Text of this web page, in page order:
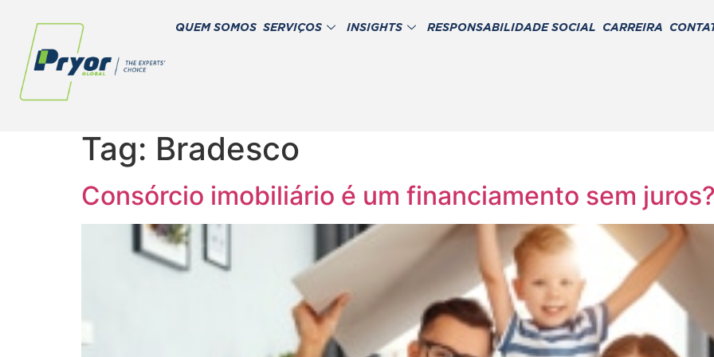
QUEM SOMOS SERVIÇOS INSIGHTS RESPONSABILIDADE SOCIAL CARREIRA
Tag: Bradesco
Consórcio imobiliário é um financiamento sem